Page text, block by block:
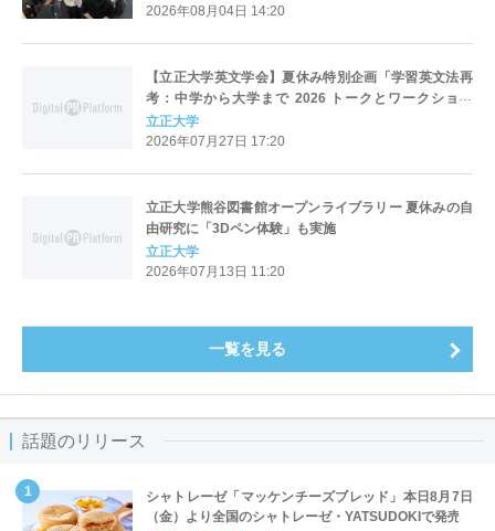
リアと学びを明確化〜
2026年08月04日 14:20
【立正大学英文学会】夏休み特別企画「学習英文法再
考：中学から大学まで 2026 トークとワークショッ
プ」を8月17日（月）に開催
立正大学
2026年07月27日 17:20
立正大学熊谷図書館オープンライブラリー 夏休みの自
由研究に「3Dペン体験」も実施
立正大学
2026年07月13日 11:20
一覧を見る
話題のリリース
シャトレーゼ「マッケンチーズブレッド」本日8月7日
（金）より全国のシャトレーゼ・YATSUDOKIで発売